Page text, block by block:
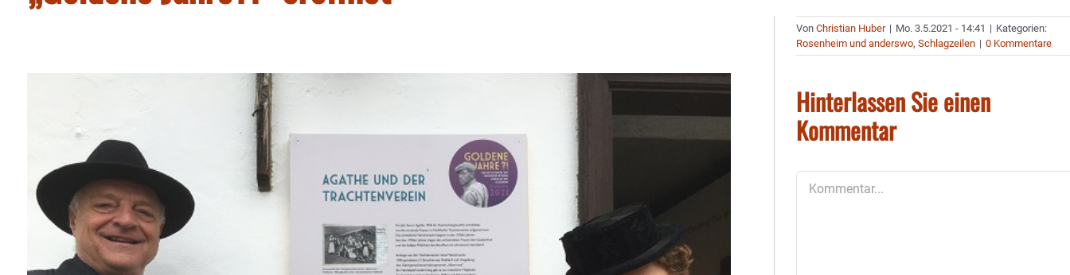
VonChristian Huber | Mo. 3.5.2021 - 14:41 | Kategorien:
Rosenheim und anderswo,Schlagzeilen | 0 Kommentare
Hinterlassen Sie einen
Kommentar